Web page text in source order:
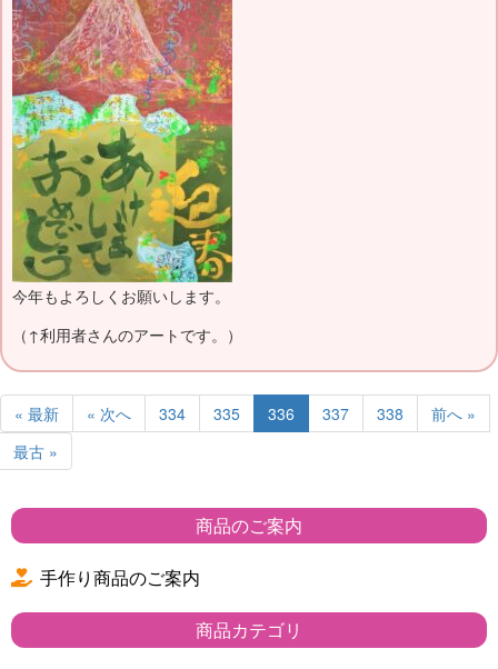
今年もよろしくお願いします。
（↑利用者さんのアートです。）
« 最新 « 次へ 334 335 336 337 338
前へ »
最古 »
商品のご案内
手作り商品のご案内
商品カテゴリ